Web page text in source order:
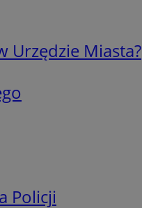
Urzędzie Miasta?
Policji